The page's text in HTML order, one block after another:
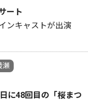
ート
ンキャストが出演
瀬
に48回目の「桜まつ